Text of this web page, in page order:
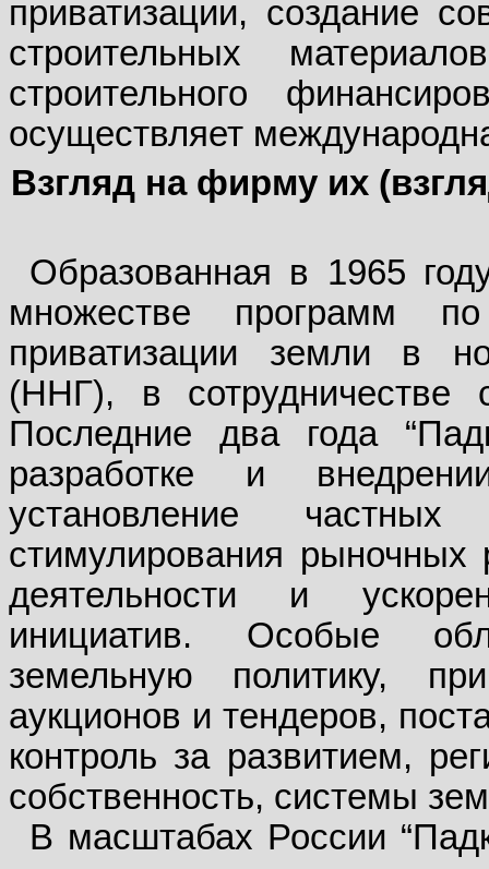
приватизации, создание
строительных
строительного
осуществляет
Взгляд на фирму их
Образованная в 1965
множестве программ
приватизации земли в
(ННГ), в
Последние два года
разработке и
установление
стимулирования рыночных
деятельности и
инициатив. Особые
земельную политику,
аукционов и тендеров,
контроль за развитием,
собственность, системы
В масштабах России